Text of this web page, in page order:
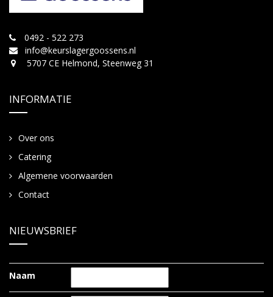
0492 - 522 273
info@keurslagergoossens.nl
5707 CE Helmond, Steenweg 31
INFORMATIE
Over ons
Catering
Algemene voorwaarden
Contact
NIEUWSBRIEF
Naam